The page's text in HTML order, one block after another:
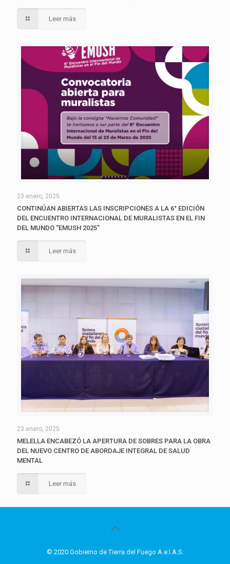
Leer más
23 enero, 2025
CONTINÚAN ABIERTAS LAS INSCRIPCIONES A LA 6° EDICIÓN
DEL ENCUENTRO INTERNACIONAL DE MURALISTAS EN EL FIN
DEL MUNDO “EMUSH 2025”
Leer más
23 enero, 2025
MELELLA ENCABEZÓ LA APERTURA DE SOBRES PARA LA OBRA
DEL NUEVO CENTRO DE ABORDAJE INTEGRAL DE SALUD
MENTAL
Leer más
© 2020 Gobierno de Tierra del Fuego A.e.I.A.S.